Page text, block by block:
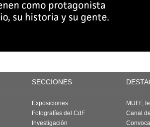
SECCIONES
Exposiciones
Fotografías del CdF
Investigación
MUFF,
Canal